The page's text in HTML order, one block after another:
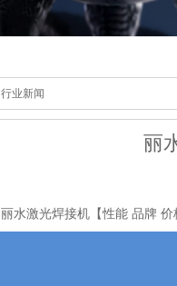
行业新闻
丽
丽水激光焊接机【性能 品牌